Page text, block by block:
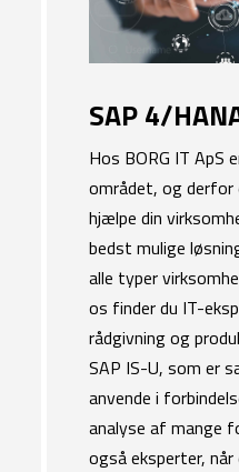
SAP 4/
​​Hos BORG IT ApS
området, og
hjælpe din
bedst mulige
alle typer
os finder du IT-
rådgivning og
SAP IS-U, som er
anvende i
analyse af mange
også eksperter,